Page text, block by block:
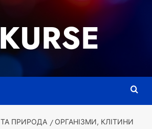
ПРИРОДА
ОРГАНІЗМИ, КЛІТИНИ